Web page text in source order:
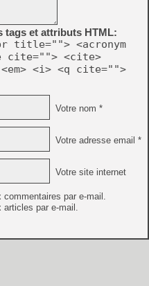
tags et attributs HTML:
title=""> <acronym
cite=""> <cite>
<i> <q cite="">
Votre nom *
Votre adresse email *
Votre site internet
commentaires par e-mail.
articles par e-mail.